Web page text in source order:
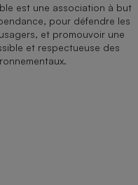
est une association à but
pour défendre les
et promouvoir une
et respectueuse des